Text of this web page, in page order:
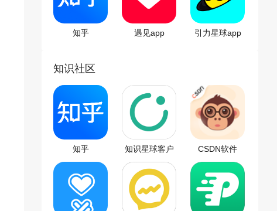
知乎 遇见app 引力星球app
知识社区
知乎
知识星球客户
端
CSDN软件